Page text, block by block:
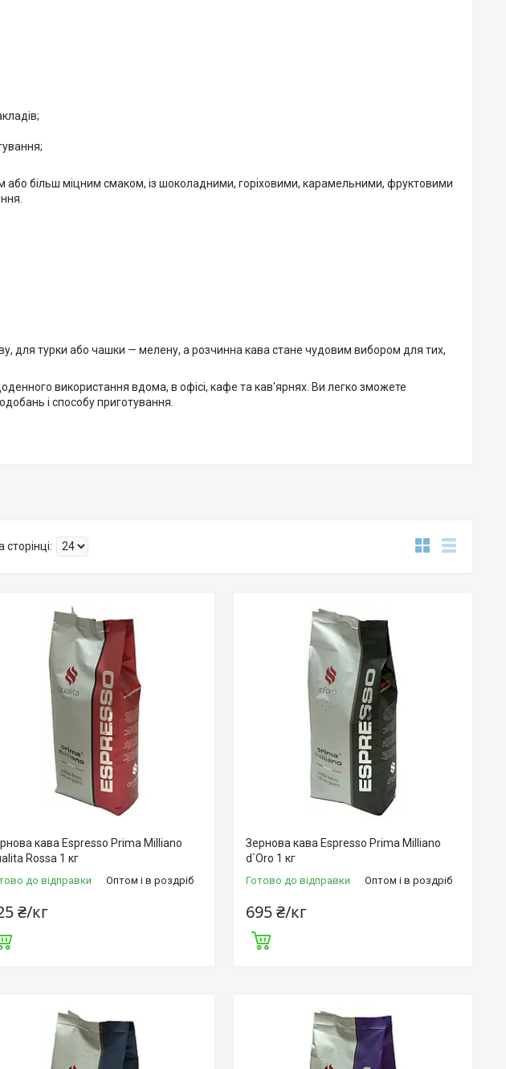
або більш міцним смаком, із шоколадними, горіховими, карамельними, фруктовими
для турки або чашки — мелену, а розчинна кава стане чудовим вибором для тих,
використання вдома, в офісі, кафе та кав'ярнях. Ви легко зможете
і способу приготування.
кава Espresso Prima Milliano
Rossa 1 кг
до відправки Оптом і в роздріб
₴/кг
Зернова кава Espresso Prima Milliano
d`Oro 1 кг
Готово до відправки Оптом і в роздріб
695 ₴/кг